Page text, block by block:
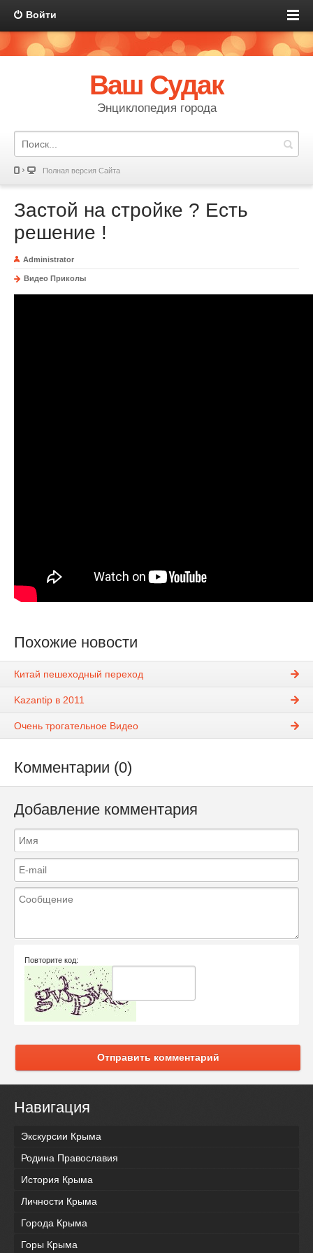
Войти
Ваш Судак
Энциклопедия города
Полная версия Сайта
Застой на стройке ? Есть
решение !
Administrator
Видео Приколы
Похожие новости
Китай пешеходный переход
Kazantip в 2011
Очень трогательное Видео
Комментарии (0)
Добавление комментария
Повторите код:
Отправить комментарий
Навигация
Экскурсии Крыма
Родина Православия
История Крыма
Личности Крыма
Города Крыма
Горы Крыма